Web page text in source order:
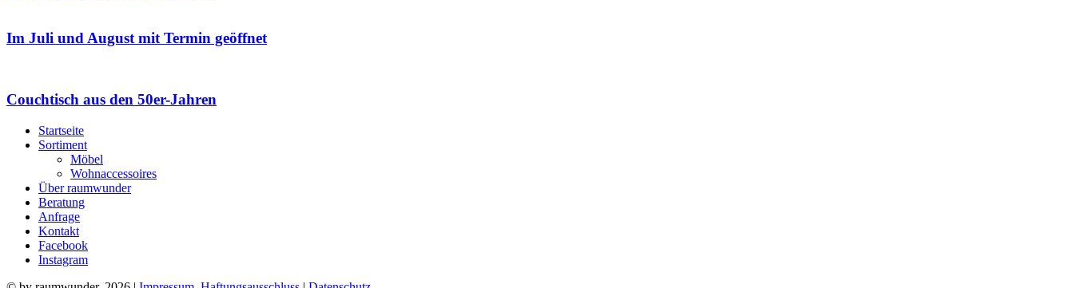
Im Juli und August mit Termin geöffnet
Couchtisch aus den 50er-Jahren
Startseite
Sortiment
Möbel
Wohnaccessoires
Über raumwunder
Beratung
Anfrage
Kontakt
Facebook
Instagram